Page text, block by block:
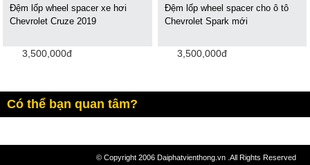
Đệm lốp wheel spacer xe hơi
Chevrolet Cruze 2019
3,500,000đ
Đệm lốp wheel spacer cho ô tô
Chevrolet Spark mới
3,500,000đ
Có thể bạn quan tâm?
© Copyright 2006 Daiphatvienthong.vn .All Rights Reserved